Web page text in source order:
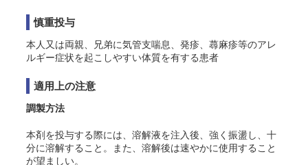
慎重投与
本人又は両親、兄弟に気管支喘息、発疹、蕁麻疹等のアレ
ルギー症状を起こしやすい体質を有する患者
適用上の注意
調製方法
本剤を投与する際には、溶解液を注入後、強く振盪し、十
分に溶解すること。また、溶解後は速やかに使用すること
が望ましい。